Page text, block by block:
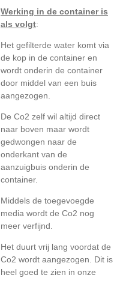
Werking in de container is
als volgt:
Het gefilterde water komt via
de kop in de container en
wordt onderin de container
door middel van een buis
aangezogen.
De Co2 zelf wil altijd direct
naar boven maar wordt
gedwongen naar de
onderkant van de
aanzuigbuis onderin de
container.
Middels de toegevoegde
media wordt de Co2 nog
meer verfijnd.
Het duurt vrij lang voordat de
Co2 wordt aangezogen. Dit is
heel goed te zien in onze